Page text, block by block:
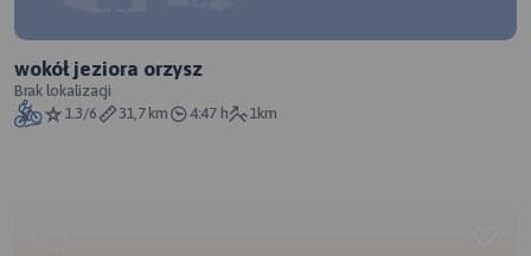
wokół jeziora orzysz
Brak lokalizacji
1.3/6
31,7 km 4:47 h 1km